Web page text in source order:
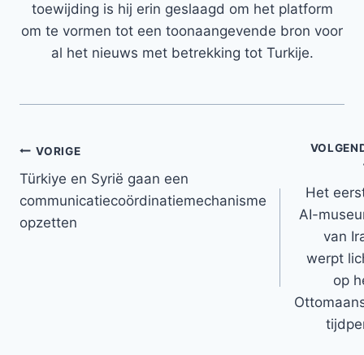
toewijding is hij erin geslaagd om het platform
om te vormen tot een toonaangevende bron voor
al het nieuws met betrekking tot Turkije.
Bericht
navigatie
VORIGE
Türkiye en Syrië gaan een
communicatiecoördinatiemechanisme
opzetten
Het
AI-
van
werpt
op